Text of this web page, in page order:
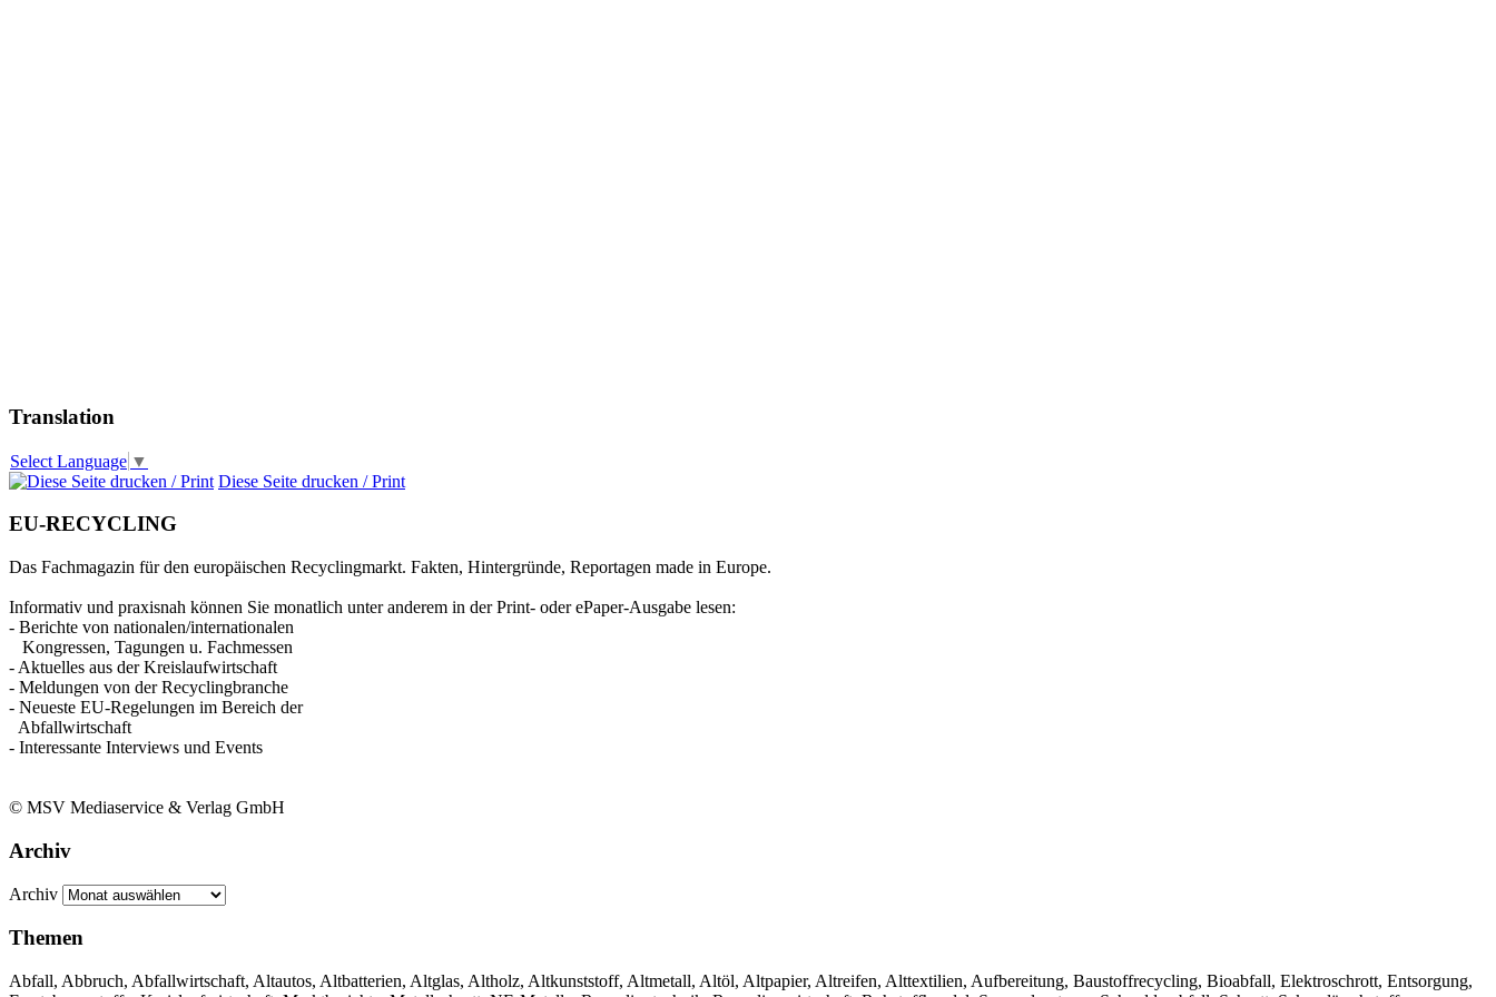
Translation
Select Language ▼
Diese Seite drucken / Print
EU-RECYCLING
Das Fachmagazin für den europäischen Recyclingmarkt. Fakten, Hintergründe, Reportagen made in Europe.
Informativ und praxisnah können Sie monatlich unter anderem in der Print- oder ePaper-Ausgabe lesen:
- Berichte von nationalen/internationalen
Kongressen, Tagungen u. Fachmessen
- Aktuelles aus der Kreislaufwirtschaft
- Meldungen von der Recyclingbranche
- Neueste EU-Regelungen im Bereich der
Abfallwirtschaft
- Interessante Interviews und Events
© MSV Mediaservice & Verlag GmbH
Archiv
Archiv
Themen
Abfall, Abbruch, Abfallwirtschaft, Altautos, Altbatterien, Altglas, Altholz, Altkunststoff, Altmetall, Altöl, Altpapier, Altreifen, Alttextilien, Aufbereitung, Baustoffrecycling, Bioabfall, Elektroschrott, Entsorgung,